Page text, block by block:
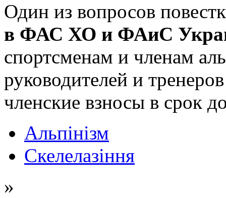
Один из вопросов
в ФАС ХО и ФАиС
спортсменам и членам
руководителей и
членские взносы в срок
Альпінізм
Скелелазіння
»